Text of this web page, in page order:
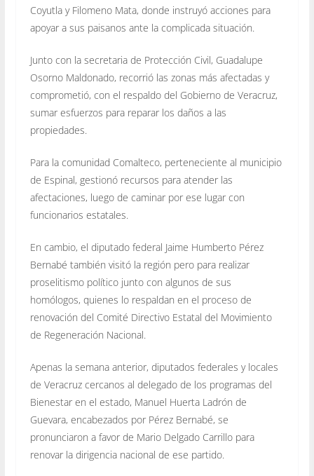
Coyutla y Filomeno Mata, donde instruyó acciones para
apoyar a sus paisanos ante la complicada situación.
Junto con la secretaria de Protección Civil, Guadalupe
Osorno Maldonado, recorrió las zonas más afectadas y
comprometió, con el respaldo del Gobierno de Veracruz,
sumar esfuerzos para reparar los daños a las
propiedades.
Para la comunidad Comalteco, perteneciente al municipio
de Espinal, gestionó recursos para atender las
afectaciones, luego de caminar por ese lugar con
funcionarios estatales.
En cambio, el diputado federal Jaime Humberto Pérez
Bernabé también visitó la región pero para realizar
proselitismo político junto con algunos de sus
homólogos, quienes lo respaldan en el proceso de
renovación del Comité Directivo Estatal del Movimiento
de Regeneración Nacional.
Apenas la semana anterior, diputados federales y locales
de Veracruz cercanos al delegado de los programas del
Bienestar en el estado, Manuel Huerta Ladrón de
Guevara, encabezados por Pérez Bernabé, se
pronunciaron a favor de Mario Delgado Carrillo para
renovar la dirigencia nacional de ese partido.